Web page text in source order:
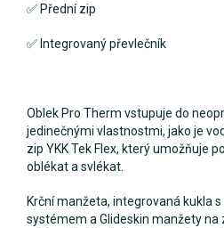
✅ Přední zip
✅ Integrovaný převlečník
Oblek Pro Therm vstupuje do
jedinečnými vlastnostmi, jako je
zip YKK Tek Flex, který umožňuje
oblékat a svlékat.
Krční manžeta, integrovaná kukla
systémem a Glideskin manžety na